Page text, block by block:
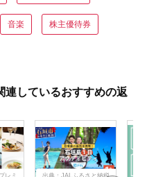
音楽 株主優待券
連しているおすすめの返
レミ
出典：JALふるさと納税